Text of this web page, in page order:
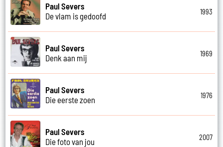
Paul Severs
De vlam is gedoofd
1993
Paul Severs
Denk aan mij
1969
Paul Severs
Die eerste zoen
1976
Paul Severs
Die foto van jou
2007